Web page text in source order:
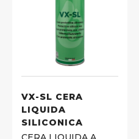
VX-SL CERA
LIQUIDA
SILICONICA